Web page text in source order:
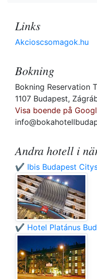
Links
Akcioscsomagok.hu
Bokning
Bokning Reservation
1107 Budapest,
Visa boende på
Andra hotell i
✔️ Ibis Budapest
✔️ Hotel Platánus